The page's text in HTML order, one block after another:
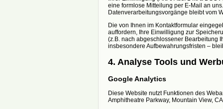
eine formlose Mitteilung per E-Mail an
Datenverarbeitungsvorgänge bleibt vom
Die von Ihnen im Kontaktformular
auffordern, Ihre Einwilligung zur
(z.B. nach abgeschlossener Bearbeitung
insbesondere Aufbewahrungsfristen –
4. Analyse Tools und
Google Analytics
Diese Website nutzt Funktionen des
Amphitheatre Parkway, Mountain View,